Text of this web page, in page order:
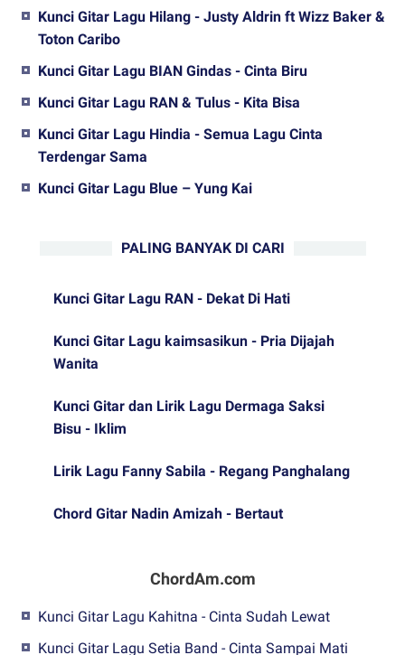
Kunci Gitar Lagu Hilang - Justy Aldrin ft Wizz Baker &
Toton Caribo
Kunci Gitar Lagu BIAN Gindas - Cinta Biru
Kunci Gitar Lagu RAN & Tulus - Kita Bisa
Kunci Gitar Lagu Hindia - Semua Lagu Cinta
Terdengar Sama
Kunci Gitar Lagu Blue – Yung Kai
PALING BANYAK DI CARI
Kunci Gitar Lagu RAN - Dekat Di Hati
Kunci Gitar Lagu kaimsasikun - Pria Dijajah
Wanita
Kunci Gitar dan Lirik Lagu Dermaga Saksi
Bisu - Iklim
Lirik Lagu Fanny Sabila - Regang Panghalang
Chord Gitar Nadin Amizah - Bertaut
ChordAm.com
Kunci Gitar Lagu Kahitna - Cinta Sudah Lewat
Kunci Gitar Lagu Setia Band - Cinta Sampai Mati